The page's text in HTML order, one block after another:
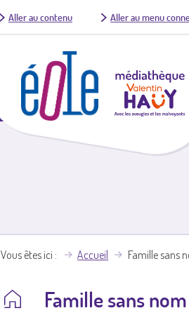
Aller au contenu Aller au menu
Vous êtes ici Accueil Famille sans
Famille sans nom